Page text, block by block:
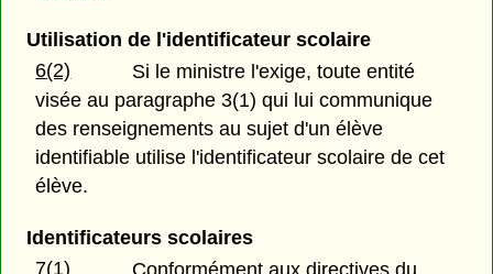
Utilisation de l'identificateur scolaire
6(2)
Si le ministre l'exige, toute entité
visée au paragraphe 3(1) qui lui communique
des renseignements au sujet d'un élève
identifiable utilise l'identificateur scolaire de cet
élève.
Identificateurs scolaires
7(1)